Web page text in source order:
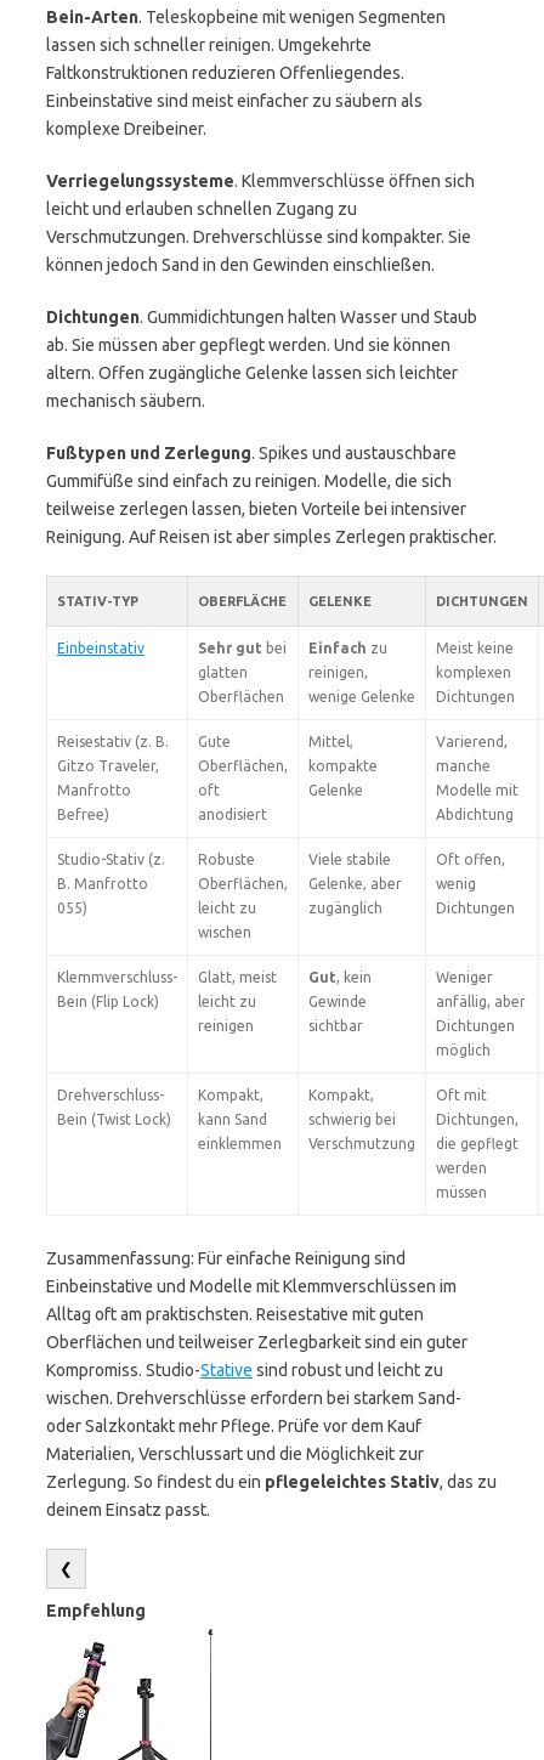
Bein-Arten. Teleskopbeine mit wenigen Segmenten
lassen sich schneller reinigen. Umgekehrte
Faltkonstruktionen reduzieren Offenliegendes.
Einbeinstative sind meist einfacher zu säubern als
komplexe Dreibeiner.
Verriegelungssysteme. Klemmverschlüsse öffnen sich
leicht und erlauben schnellen Zugang zu
Verschmutzungen. Drehverschlüsse sind kompakter. Sie
können jedoch Sand in den Gewinden einschließen.
Dichtungen. Gummidichtungen halten Wasser und Staub
ab. Sie müssen aber gepflegt werden. Und sie können
altern. Offen zugängliche Gelenke lassen sich leichter
mechanisch säubern.
Fußtypen und Zerlegung. Spikes und austauschbare
Gummifüße sind einfach zu reinigen. Modelle, die sich
teilweise zerlegen lassen, bieten Vorteile bei intensiver
Reinigung. Auf Reisen ist aber simples Zerlegen praktischer.
STATIV-TYP OBERFLÄCHE GELENKE DICHTUNGEN
Einbeinstativ Sehr gut bei
glatten
Oberflächen
Einfach zu
reinigen,
wenige Gelenke
Meist keine
komplexen
Dichtungen
Reisestativ (z. B.
Gitzo Traveler,
Manfrotto
Befree)
Gute
Oberflächen,
oft
anodisiert
Mittel,
kompakte
Gelenke
Varierend,
manche
Modelle mit
Abdichtung
Studio-Stativ (z.
B. Manfrotto
055)
Robuste
Oberflächen,
leicht zu
wischen
Viele stabile
Gelenke, aber
zugänglich
Oft offen,
wenig
Dichtungen
Klemmverschluss-
Bein (Flip Lock)
Glatt, meist
leicht zu
reinigen
Gut, kein
Gewinde
sichtbar
Weniger
anfällig, aber
Dichtungen
möglich
Drehverschluss-
Bein (Twist Lock)
Kompakt,
kann Sand
einklemmen
Kompakt,
schwierig bei
Verschmutzung
Oft mit
Dichtungen,
die gepflegt
werden
müssen
Zusammenfassung: Für einfache Reinigung sind
Einbeinstative und Modelle mit Klemmverschlüssen im
Alltag oft am praktischsten. Reisestative mit guten
Oberflächen und teilweiser Zerlegbarkeit sind ein guter
Kompromiss. Studio-Stative sind robust und leicht zu
wischen. Drehverschlüsse erfordern bei starkem Sand-
oder Salzkontakt mehr Pflege. Prüfe vor dem Kauf
Materialien, Verschlussart und die Möglichkeit zur
Zerlegung. So findest du ein pflegeleichtes Stativ, das zu
deinem Einsatz passt.
❮
Empfehlung